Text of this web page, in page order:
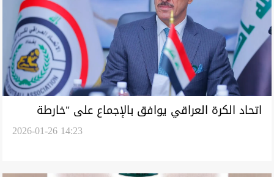
اتحاد الكرة العراقي يوافق بالإجماع على "خارطة
2026-01-26 14:23